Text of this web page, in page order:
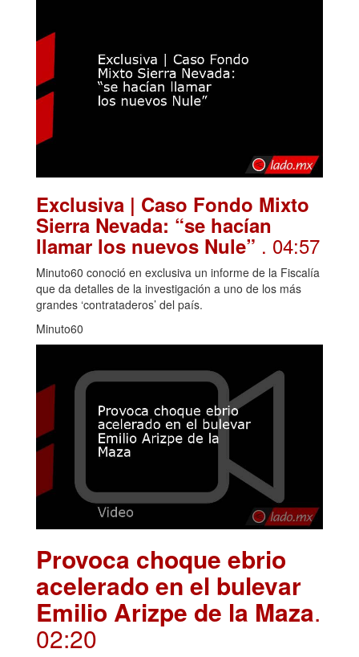
Exclusiva | Caso Fondo Mixto
Sierra Nevada: “se hacían
llamar los nuevos Nule” . 04:57
Minuto60 conoció en exclusiva un informe de la Fiscalía
que da detalles de la investigación a uno de los más
grandes ‘contrataderos’ del país.
Minuto60
Provoca choque ebrio
acelerado en el bulevar
Emilio Arizpe de la Maza.
02:20